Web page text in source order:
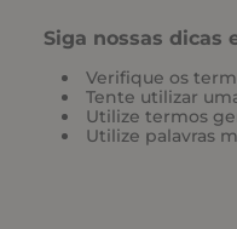
Siga nossas dicas
Verifique os
Tente utilizar
Utilize termos
Utilize palavras